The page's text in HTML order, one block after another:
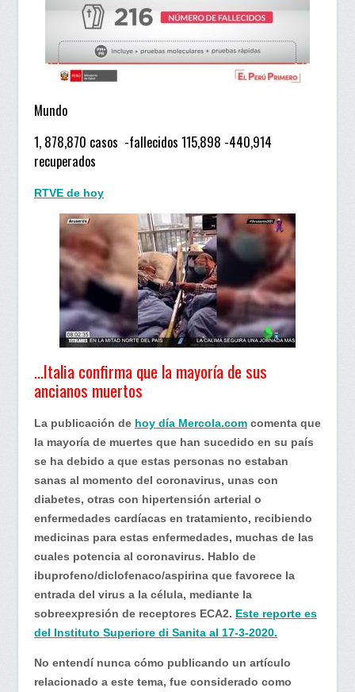
Mundo
1, 878,870 casos -fallecidos 115,898 -440,914
recuperados
RTVE de hoy
…Italia confirma que la mayoría de sus
ancianos muertos
La publicación de hoy día Mercola.com comenta que
la mayoría de muertes que han sucedido en su país
se ha debido a que estas personas no estaban
sanas al momento del coronavirus, unas con
diabetes, otras con hipertensión arterial o
enfermedades cardíacas en tratamiento, recibiendo
medicinas para estas enfermedades, muchas de las
cuales potencia al coronavirus. Hablo de
ibuprofeno/diclofenaco/aspirina que favorece la
entrada del virus a la célula, mediante la
sobreexpresión de receptores ECA2. Este reporte es
del Instituto Superiore di Sanita al 17-3-2020.
No entendí nunca cómo publicando un artículo
relacionado a este tema, fue considerado como